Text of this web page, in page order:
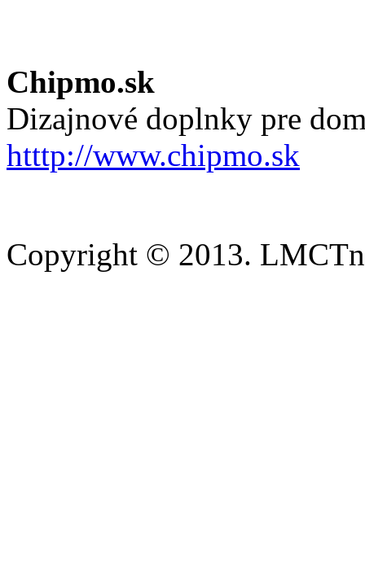
Chipmo.sk
Dizajnové doplnky pre
htttp://www.chipmo.sk
Copyright © 2013.